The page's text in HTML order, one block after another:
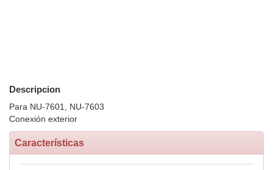
Descripcion
Para NU-7601, NU-7603
Conexión exterior
Características